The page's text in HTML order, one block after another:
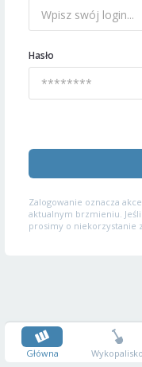
Hasło
Zalogowanie oznacza
aktualnym brzmieniu.
prosimy o niekorzystanie
Główna Wykopalisko